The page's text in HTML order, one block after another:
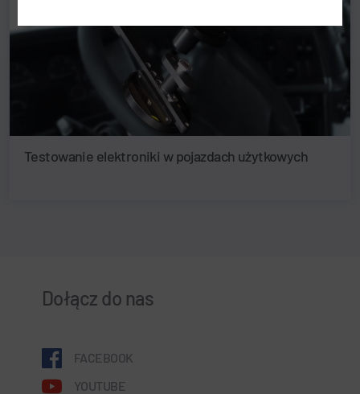
Testowanie elektroniki w pojazdach użytkowych
Dołącz do nas
FACEBOOK
YOUTUBE